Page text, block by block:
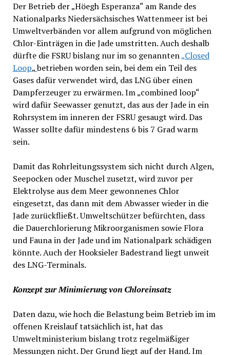
Der Betrieb der „Höegh Esperanza“ am Rande des
Nationalparks Niedersächsisches Wattenmeer ist bei
Umweltverbänden vor allem aufgrund von möglichen
Chlor-Einträgen in die Jade umstritten. Auch deshalb
dürfte die FSRU bislang nur im so genannten„Closed
Loop„betrieben worden sein, bei dem ein Teil des
Gases dafür verwendet wird, das LNG über einen
Dampferzeuger zu erwärmen. Im „combined loop“
wird dafür Seewasser genutzt, das aus der Jade in ein
Rohrsystem im inneren der FSRU gesaugt wird. Das
Wasser sollte dafür mindestens 6 bis 7 Grad warm
sein.
Damit das Rohrleitungssystem sich nicht durch Algen,
Seepocken oder Muschel zusetzt, wird zuvor per
Elektrolyse aus dem Meer gewonnenes Chlor
eingesetzt, das dann mit dem Abwasser wieder in die
Jade zurückfließt. Umweltschützer befürchten, dass
die Dauerchlorierung Mikroorganismen sowie Flora
und Fauna in der Jade und im Nationalpark schädigen
könnte. Auch der Hooksieler Badestrand liegt unweit
des LNG-Terminals.
Konzept zur Minimierung von Chloreinsatz
Daten dazu, wie hoch die Belastung beim Betrieb im im
offenen Kreislauf tatsächlich ist, hat das
Umweltministerium bislang trotz regelmäßiger
Messungen nicht. Der Grund liegt auf der Hand. Im